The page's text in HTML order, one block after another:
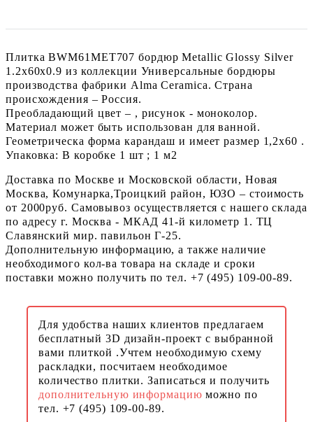
Плитка BWM61MET707 бордюр Metallic Glossy Silver
1.2x60x0.9 из коллекции Универсальные бордюры
производства фабрики Alma Ceramica. Страна
происхождения – Россия.
Преобладающий цвет – , рисунок - моноколор.
Материал может быть использован для ванной.
Геометрическа форма карандаш и имеет размер 1,2x60 .
Упаковка: В коробке 1 шт ; 1 м2
Доставка по Москве и Московской области, Новая
Москва, Комунарка,Троицкий район, ЮЗО – стоимость
от 2000руб. Самовывоз осуществляется с нашего склада
по адресу г. Москва - МКАД 41-й километр 1. ТЦ
Славянский мир. павильон Г-25.
Дополнительную информацию, а также наличие
необходимого кол-ва товара на складе и сроки
поставки можно получить по тел. +7 (495) 109-00-89.
Для удобства наших клиентов предлагаем
бесплатный 3D дизайн-проект с выбранной
вами плиткой .Учтем необходимую схему
раскладки, посчитаем необходимое
количество плитки. Записаться и получить
дополнительную информациюможно по
тел. +7 (495) 109-00-89.